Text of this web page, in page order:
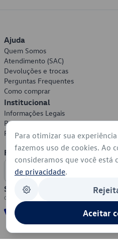
Ajuda
Quem Somos
Atendimento (SAC)
Devoluções e trocas
Perguntas Frequentes
Como comprar
Institucional
Informações Legais
Política de Privacidade
Política de Cookies
Formas de Pagamento
Segurança
Para otimizar sua
fazemos uso de cookies. Ao
consideramos que você está
de privacidade.
Aceitar